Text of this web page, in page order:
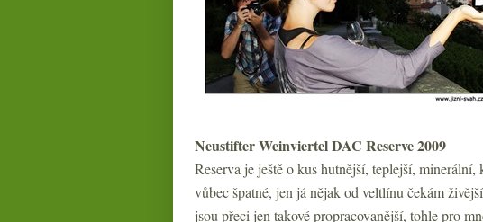
Neustifter Weinviertel DAC Reserve 2009
Reserva je ještě o kus hutnější, teplejší,
vůbec špatné, jen já nějak od veltlínu čekám
jsou přeci jen takové propracovanější, tohle pro